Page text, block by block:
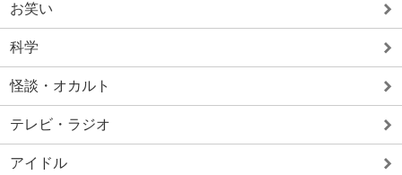
お笑い
科学
怪談・オカルト
テレビ・ラジオ
アイドル